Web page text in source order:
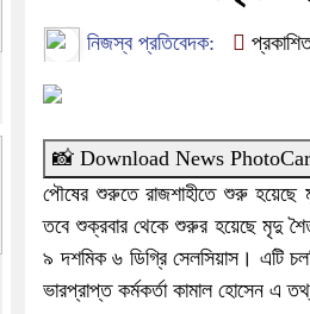
নিজস্ব প্রতিবেদক:
📸 Download News
পৌষের শুরুতে রাজশাহীতে শুরু হয়েছে
তবে শুক্রবার থেকে শুরুর হয়েছে মৃদু
৯ দশমিক ৬ ডিগ্রি সেলসিয়াস। এটি
ভারপ্রাপ্ত কর্মকর্তা কামাল হোসেন এ